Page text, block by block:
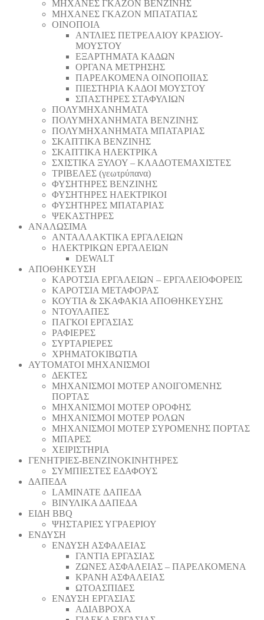
ΜΗΧΑΝΕΣ ΓΚΑΖΟΝ ΒΕΝΖΙΝΗΣ
ΜΗΧΑΝΕΣ ΓΚΑΖΟΝ ΜΠΑΤΑΤΙΑΣ
ΟΙΝΟΠΟΙΑ
ΑΝΤΛΙΕΣ ΠΕΤΡΕΛΑΙΟΥ ΚΡΑΣΙΟΥ-
ΜΟΥΣΤΟΥ
ΕΞΑΡΤΗΜΑΤΑ ΚΑΔΩΝ
ΟΡΓΑΝΑ ΜΕΤΡΗΣΗΣ
ΠΑΡΕΛΚΟΜΕΝΑ ΟΙΝΟΠΟΙΙΑΣ
ΠΙΕΣΤΗΡΙΑ ΚΑΔΟΙ ΜΟΥΣΤΟΥ
ΣΠΑΣΤΗΡΕΣ ΣΤΑΦΥΛΙΩΝ
ΠΟΛΥΜΗΧΑΝΗΜΑΤΑ
ΠΟΛΥΜΗΧΑΝΗΜΑΤΑ ΒΕΝΖΙΝΗΣ
ΠΟΛΥΜΗΧΑΝΗΜΑΤΑ ΜΠΑΤΑΡΙΑΣ
ΣΚΑΠΤΙΚΑ ΒΕΝΖΙΝΗΣ
ΣΚΑΠΤΙΚΑ ΗΛΕΚΤΡΙΚΑ
ΣΧΙΣΤΙΚΑ ΞΥΛΟΥ – ΚΛΑΔΟΤΕΜΑΧΙΣΤΕΣ
ΤΡΙΒΕΛΕΣ (γεωτρύπανα)
ΦΥΣΗΤΗΡΕΣ ΒΕΝΖΙΝΗΣ
ΦΥΣΗΤΗΡΕΣ ΗΛΕΚΤΡΙΚΟΙ
ΦΥΣΗΤΗΡΕΣ ΜΠΑΤΑΡΙΑΣ
ΨΕΚΑΣΤΗΡΕΣ
ΑΝΑΛΩΣΙΜΑ
ΑΝΤΑΛΛΑΚΤΙΚΑ ΕΡΓΑΛΕΙΩΝ
ΗΛΕΚΤΡΙΚΩΝ ΕΡΓΑΛΕΙΩΝ
DEWALT
ΑΠΟΘΗΚΕΥΣΗ
ΚΑΡΟΤΣΙΑ ΕΡΓΑΛΕΙΩΝ – ΕΡΓΑΛΕΙΟΦΟΡΕΙΣ
ΚΑΡΟΤΣΙΑ ΜΕΤΑΦΟΡΑΣ
ΚΟΥΤΙΑ & ΣΚΑΦΑΚΙΑ ΑΠΟΘΗΚΕΥΣΗΣ
ΝΤΟΥΛΑΠΕΣ
ΠΑΓΚΟΙ ΕΡΓΑΣΙΑΣ
ΡΑΦΙΕΡΕΣ
ΣΥΡΤΑΡΙΕΡΕΣ
ΧΡΗΜΑΤΟΚΙΒΩΤΙΑ
ΑΥΤΟΜΑΤΟΙ ΜΗΧΑΝΙΣΜΟΙ
ΔΕΚΤΕΣ
ΜΗΧΑΝΙΣΜΟΙ ΜΟΤΕΡ ΑΝΟΙΓΟΜΕΝΗΣ
ΠΟΡΤΑΣ
ΜΗΧΑΝΙΣΜΟΙ ΜΟΤΕΡ ΟΡΟΦΗΣ
ΜΗΧΑΝΙΣΜΟΙ ΜΟΤΕΡ ΡΟΛΩΝ
ΜΗΧΑΝΙΣΜΟΙ ΜΟΤΕΡ ΣΥΡΟΜΕΝΗΣ ΠΟΡΤΑΣ
ΜΠΑΡΕΣ
ΧΕΙΡΙΣΤΗΡΙΑ
ΓΕΝΗΤΡΙΕΣ-ΒΕΝΖΙΝΟΚΙΝΗΤΗΡΕΣ
ΣΥΜΠΙΕΣΤΕΣ ΕΔΑΦΟΥΣ
ΔΑΠΕΔΑ
LAMINATE ΔΑΠΕΔΑ
ΒΙΝΥΛΙΚΑ ΔΑΠΕΔΑ
ΕΙΔΗ BBQ
ΨΗΣΤΑΡΙΕΣ ΥΓΡΑΕΡΙΟΥ
ΕΝΔΥΣΗ
ΕΝΔΥΣΗ ΑΣΦΑΛΕΙΑΣ
ΓΑΝΤΙΑ ΕΡΓΑΣΙΑΣ
ΖΩΝΕΣ ΑΣΦΑΛΕΙΑΣ – ΠΑΡΕΛΚΟΜΕΝΑ
ΚΡΑΝΗ ΑΣΦΑΛΕΙΑΣ
ΩΤΟΑΣΠΙΔΕΣ
ΕΝΔΥΣΗ ΕΡΓΑΣΙΑΣ
ΑΔΙΑΒΡΟΧΑ